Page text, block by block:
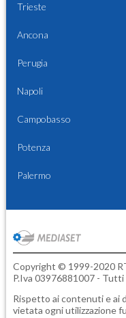
Trieste
Ancona
Perugia
Napoli
Campobasso
Potenza
Palermo
Copyright © 1999-2020
P.Iva 03976881007 -
Rispetto ai contenuti e ai
vietata ogni utilizzazione